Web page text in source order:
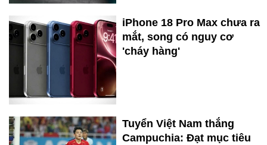
iPhone 18 Pro Max chưa ra
mắt, song có nguy cơ
'cháy hàng'
Tuyển Việt Nam thắng
Campuchia: Đạt mục tiêu